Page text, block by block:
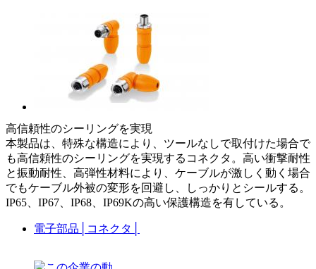
高信頼性のシーリングを実現
本製品は、特殊な構造により、ツールなしで取付けた場合で
も高信頼性のシーリングを実現するコネクタ。高い衝撃耐性
と振動耐性、高弾性材料により、ケーブルが激しく動く場合
でもケーブル外被の変形を回避し、しっかりとシールする。
IP65、IP67、IP68、IP69Kの高い保護構造を有している。
電子部品 コネクタ